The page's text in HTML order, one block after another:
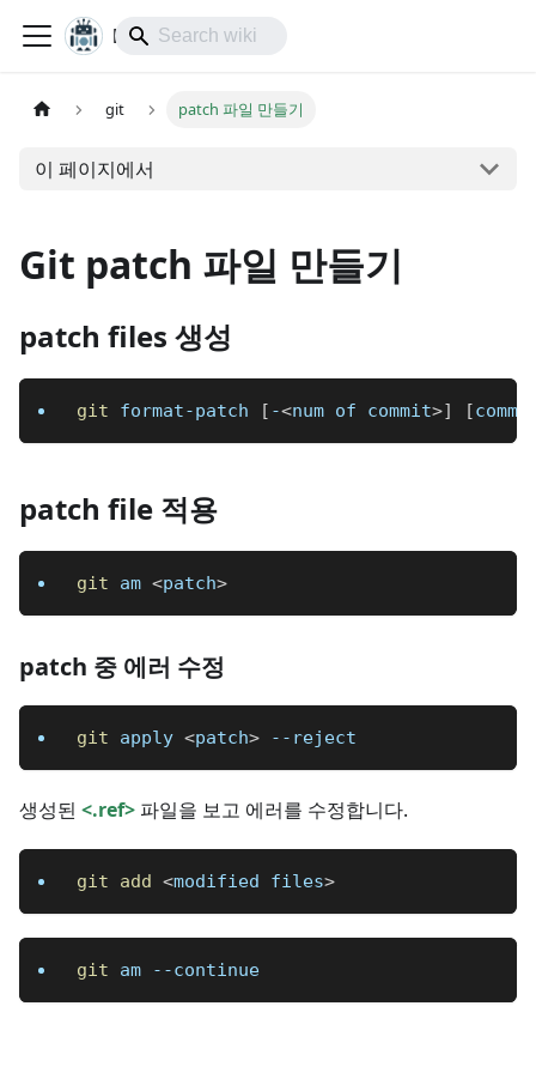
lol-IoT
git patch 파일 만들기
이 페이지에서
Git patch 파일 만들기
patch files 생성
git format-patch [ -<num of commit>] [
patch file 적용
git am <patch>
patch 중 에러 수정
git apply <patch> --reject
생성된 <.ref> 파일을 보고 에러를 수정합니다.
git add <modified files>
git am --continue